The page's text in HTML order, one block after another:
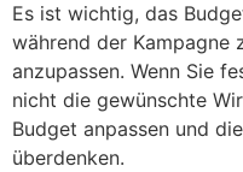
Es ist wichtig, das
während der Kampagne
anzupassen. Wenn Sie
nicht die gewünschte
Budget anpassen und
überdenken.